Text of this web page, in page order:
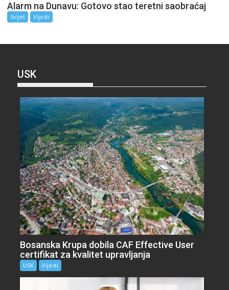
Alarm na Dunavu: Gotovo stao teretni saobraćaj
Svijet Vijesti
USK
Bosanska Krupa dobila CAF Effective User
certifikat za kvalitet upravljanja
USK Vijesti